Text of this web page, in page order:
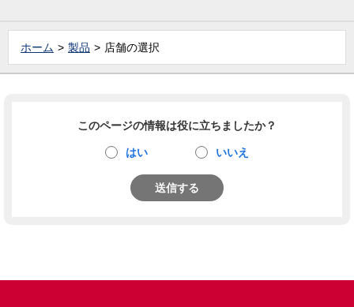
ホーム 製品 店舗の選択
このページの情報は役に立ちましたか？
はい いいえ
送信する